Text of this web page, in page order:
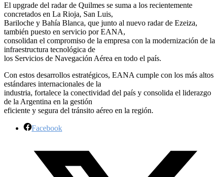
El upgrade del radar de Quilmes se suma a los recientemente
concretados en La Rioja, San Luis,
Bariloche y Bahía Blanca, que junto al nuevo radar de Ezeiza,
también puesto en servicio por EANA,
consolidan el compromiso de la empresa con la modernización de la
infraestructura tecnológica de
los Servicios de Navegación Aérea en todo el país.
Con estos desarrollos estratégicos, EANA cumple con los más altos
estándares internacionales de la
industria, fortalece la conectividad del país y consolida el liderazgo
de la Argentina en la gestión
eficiente y segura del tránsito aéreo en la región.
Facebook